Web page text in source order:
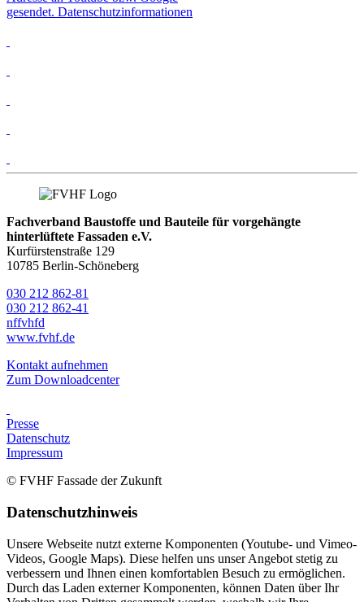
gesendet. Datenschutzinformationen
Fachverband Baustoffe und Bauteile für vorgehängte
hinterlüftete Fassaden e.V.
Kurfürstenstraße 129
10785 Berlin-Schöneberg
030 212 862-81
030 212 862-41
nffvhfd
www.fvhf.de
Kontakt aufnehmen
Zum Downloadcenter
Presse
Datenschutz
Impressum
© FVHF Fassade der Zukunft
Datenschutzhinweis
Unsere Webseite nutzt externe Komponenten (Youtube- und Vimeo-
Videos, Google Maps). Diese helfen uns unser Angebot stetig zu
verbessern und Ihnen einen komfortablen Besuch zu ermöglichen.
Durch das Laden externer Komponenten, können Daten über Ihr